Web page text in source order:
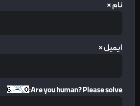
نام*
ایمیل*
Are you human? Please solve: